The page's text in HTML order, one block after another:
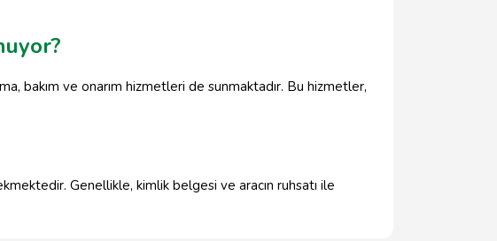
bakım ve onarım hizmetleri de sunmaktadır. Bu hizmetler,
Genellikle, kimlik belgesi ve aracın ruhsatı ile